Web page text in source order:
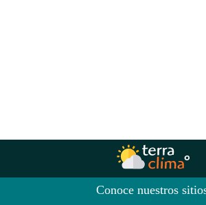
Conoce nuestros